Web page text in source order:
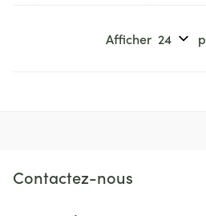
Afficher
Contactez-nous